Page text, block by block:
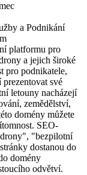
a Podnikání
platformu pro
a jejich široké
pro podnikatele,
své
letouny nacházejí
zemědělství,
domény můžete
SEO-
"bezpilotní
dostanou do
domény
odvětví.